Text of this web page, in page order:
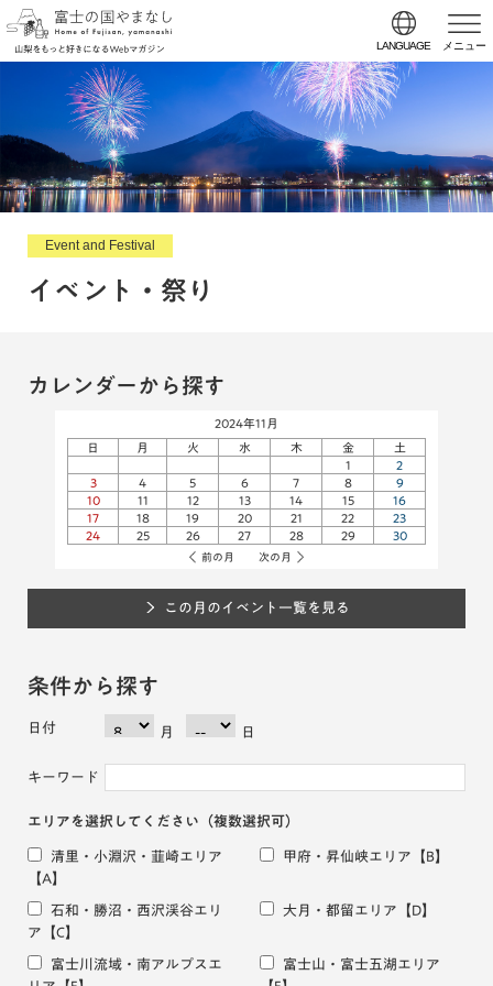
LANGUAGE メニュー
Event and Festival
イベント・祭り
カレンダーから探す
2024年11月
日
月 火 水 木 金
土
1
2
3
4 5 6 7 8
9
10
11 12 13 14 15
16
17
18 19 20 21 22
23
24
25 26 27 28 29 30
前の月 次の月
この月のイベント一覧を見る
条件から探す
日付 月 日
キーワード
エリアを選択してください （複数選択可）
清里・小淵沢・韮崎エリア
【A】
甲府・昇仙峡エリア 【B】
石和・勝沼・西沢渓谷エリ
ア 【C】
大月・都留エリア 【D】
富士川流域・南アルプスエ
富士山・富士五湖エリア